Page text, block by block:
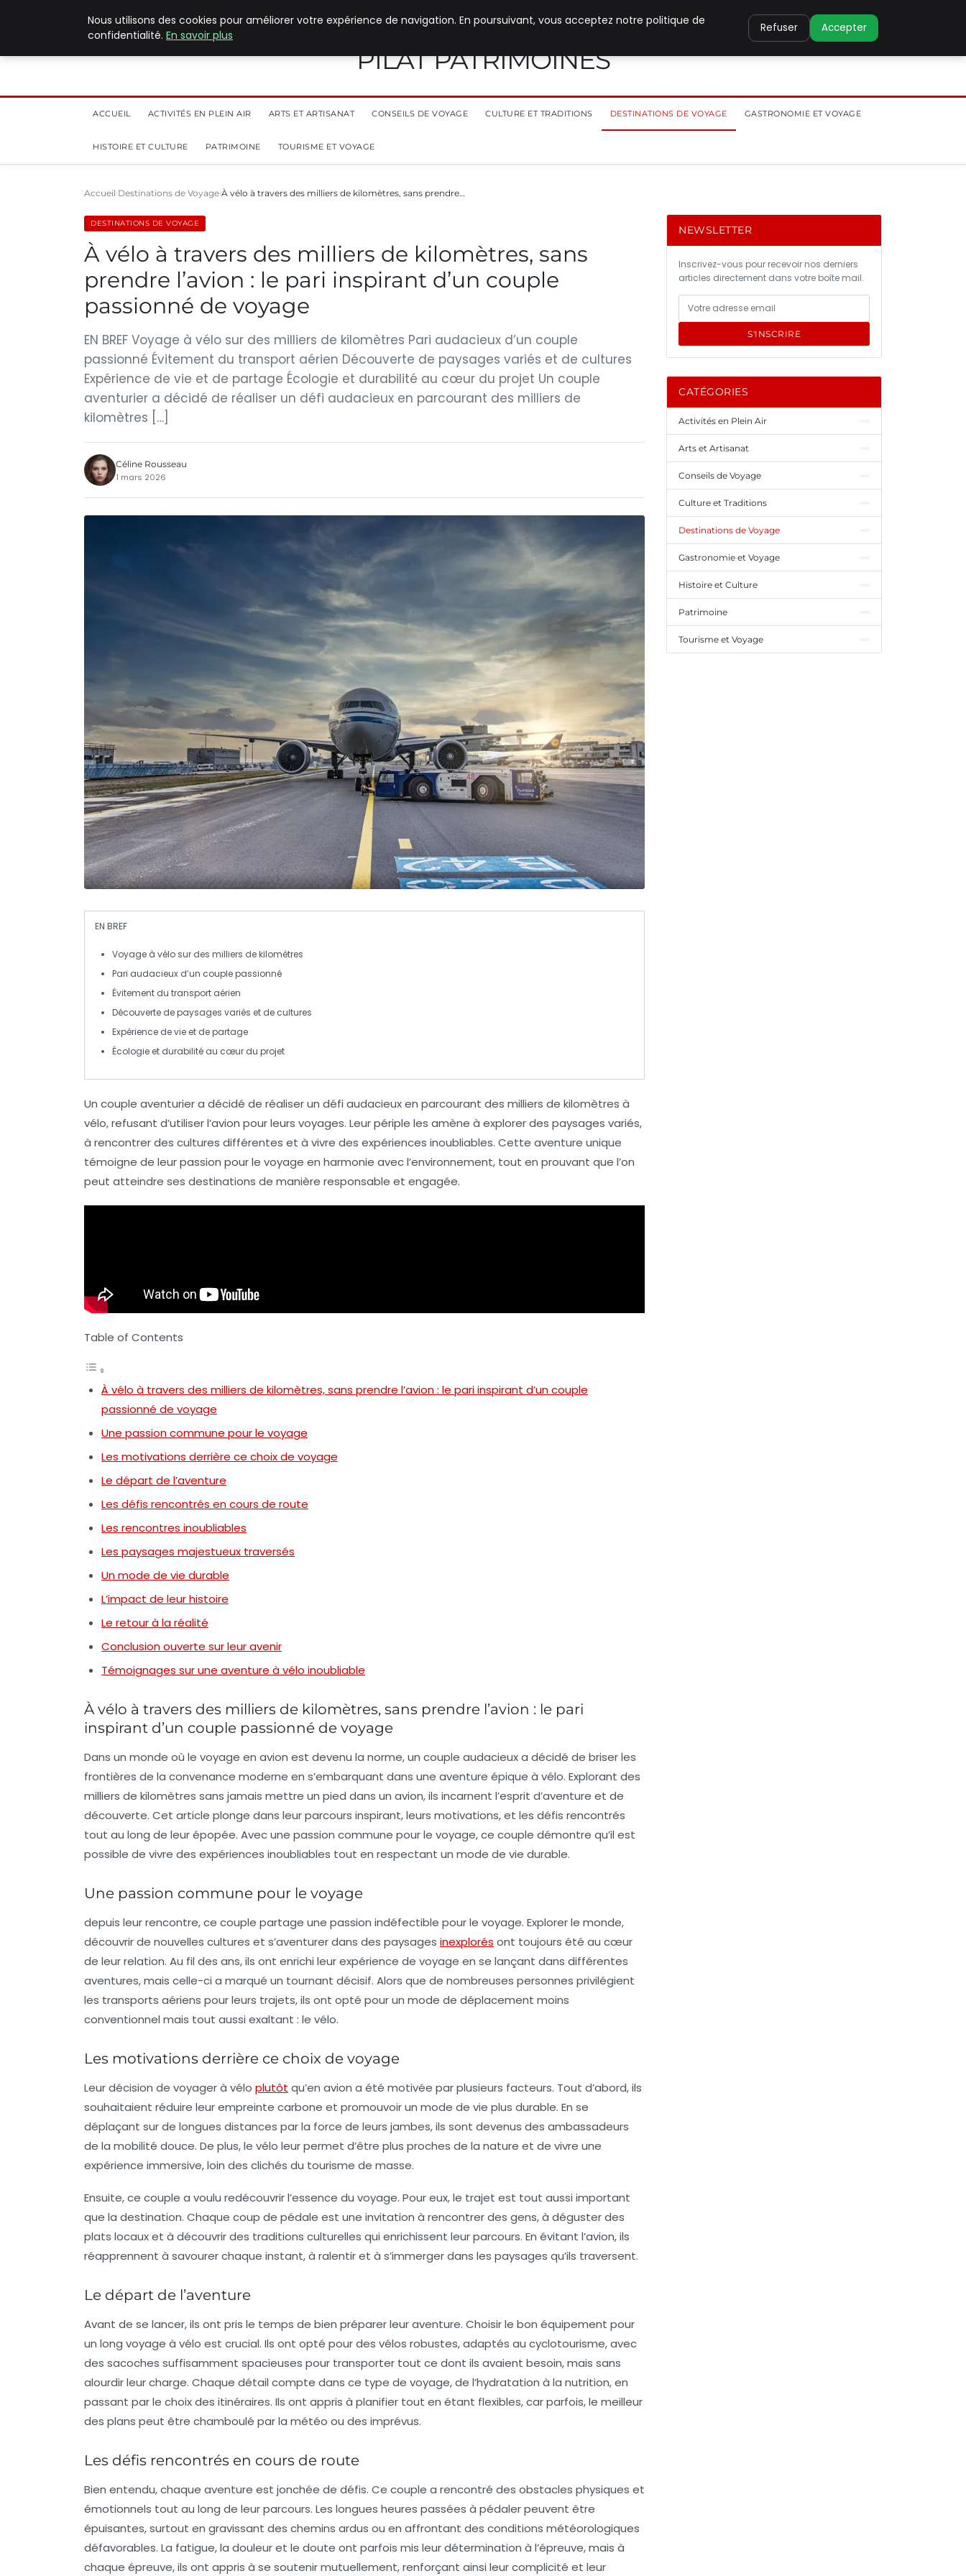
PILAT PATRIMOINES
ACCUEIL ACTIVITÉS EN PLEIN AIR ARTS ET ARTISANAT CONSEILS DE VOYAGE CULTURE ET TRADITIONS DESTINATIONS DE VOYAGE GASTRONOMIE ET VOYAGE
HISTOIRE ET CULTURE PATRIMOINE TOURISME ET VOYAGE
Accueil Destinations de Voyage À vélo à travers des milliers de kilomètres, sans prendre…
DESTINATIONS DE VOYAGE
À vélo à travers des milliers de kilomètres, sans
prendre l’avion : le pari inspirant d’un couple
passionné de voyage
EN BREF Voyage à vélo sur des milliers de kilomètres Pari audacieux d’un couple
passionné Évitement du transport aérien Découverte de paysages variés et de cultures
Expérience de vie et de partage Écologie et durabilité au cœur du projet Un couple
aventurier a décidé de réaliser un défi audacieux en parcourant des milliers de
kilomètres […]
Céline Rousseau
1 mars 2026
EN BREF
Voyage à vélo sur des milliers de kilomètres
Pari audacieux d’un couplepassionné
Évitement du transport aérien
Découverte de paysages variés et de cultures
Expérience de vie et de partage
Écologie et durabilité au cœur du projet
Un couple aventurier a décidé de réaliser un défi audacieux en parcourant des milliers de kilomètres à
vélo, refusant d’utiliser l’avion pour leurs voyages. Leur périple les amène à explorer des paysages variés,
à rencontrer des cultures différentes et à vivre des expériences inoubliables. Cette aventure unique
témoigne de leur passion pour le voyage en harmonie avec l’environnement, tout en prouvant que l’on
peut atteindre ses destinations de manière responsable et engagée.
Table of Contents
À vélo à travers des milliers de kilomètres, sans prendre l’avion : le pari inspirant d’un couple
passionné de voyage
Une passion commune pour le voyage
Les motivations derrière ce choix de voyage
Le départ de l’aventure
Les défis rencontrés en cours de route
Les rencontres inoubliables
Les paysages majestueux traversés
Un mode de vie durable
L’impact de leur histoire
Le retour à la réalité
Conclusion ouverte sur leur avenir
Témoignages sur une aventure à vélo inoubliable
À vélo à travers des milliers de kilomètres, sans prendre l’avion : le pari
inspirant d’un couple passionné de voyage
Dans un monde où le voyage en avion est devenu la norme, un couple audacieux a décidé de briser les
frontières de la convenance moderne en s’embarquant dans une aventure épique à vélo. Explorant des
milliers de kilomètres sans jamais mettre un pied dans un avion, ils incarnent l’esprit d’aventure et de
découverte. Cet article plonge dans leur parcours inspirant, leurs motivations, et les défis rencontrés
tout au long de leur épopée. Avec une passion commune pour le voyage, ce couple démontre qu’il est
possible de vivre des expériences inoubliables tout en respectant un mode de vie durable.
Une passion commune pour le voyage
depuis leur rencontre, ce couple partage une passion indéfectible pour le voyage. Explorer le monde,
découvrir de nouvelles cultures et s’aventurer dans des paysages inexplorés ont toujours été au cœur
de leur relation. Au fil des ans, ils ont enrichi leur expérience de voyage en se lançant dans différentes
aventures, mais celle-ci a marqué un tournant décisif. Alors que de nombreuses personnes privilégient
les transports aériens pour leurs trajets, ils ont opté pour un mode de déplacement moins
conventionnel mais tout aussi exaltant : le vélo.
Les motivations derrière ce choix de voyage
Leur décision de voyager à vélo plutôt qu’en avion a été motivée par plusieurs facteurs. Tout d’abord, ils
souhaitaient réduire leur empreinte carbone et promouvoir un mode de vie plus durable. En se
déplaçant sur de longues distances par la force de leurs jambes, ils sont devenus des ambassadeurs
de la mobilité douce. De plus, le vélo leur permet d’être plus proches de la nature et de vivre une
expérience immersive, loin des clichés du tourisme de masse.
Ensuite, ce couple a voulu redécouvrir l’essence du voyage. Pour eux, le trajet est tout aussi important
que la destination. Chaque coup de pédale est une invitation à rencontrer des gens, à déguster des
plats locaux et à découvrir des traditions culturelles qui enrichissent leur parcours. En évitant l’avion, ils
réapprennent à savourer chaque instant, à ralentir et à s’immerger dans les paysages qu’ils traversent.
Le départ de l’aventure
Avant de se lancer, ils ont pris le temps de bien préparer leur aventure. Choisir le bon équipement pour
un long voyage à vélo est crucial. Ils ont opté pour des vélos robustes, adaptés au cyclotourisme, avec
des sacoches suffisamment spacieuses pour transporter tout ce dont ils avaient besoin, mais sans
alourdir leur charge. Chaque détail compte dans ce type de voyage, de l’hydratation à la nutrition, en
passant par le choix des itinéraires. Ils ont appris à planifier tout en étant flexibles, car parfois, le meilleur
des plans peut être chamboulé par la météo ou des imprévus.
Les défis rencontrés en cours de route
Bien entendu, chaque aventure est jonchée de défis. Ce couple a rencontré des obstacles physiques et
émotionnels tout au long de leur parcours. Les longues heures passées à pédaler peuvent être
épuisantes, surtout en gravissant des chemins ardus ou en affrontant des conditions météorologiques
défavorables. La fatigue, la douleur et le doute ont parfois mis leur détermination à l’épreuve, mais à
chaque épreuve, ils ont appris à se soutenir mutuellement, renforçant ainsi leur complicité et leur
NEWSLETTER
Inscrivez-vous pour recevoir nos derniers
articles directement dans votre boîte mail.
S'INSCRIRE
CATÉGORIES
Activités en Plein Air
Arts et Artisanat
Conseils de Voyage
Culture et Traditions
Destinations de Voyage
Gastronomie et Voyage
Histoire et Culture
Patrimoine
Tourisme et Voyage
Nous utilisons des cookies pour améliorer votre expérience de navigation. En poursuivant, vous acceptez notre politique de
confidentialité. En savoir plus
Refuser Accepter